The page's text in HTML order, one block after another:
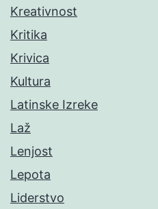
Kreativnost
Kritika
Krivica
Kultura
Latinske Izreke
Laž
Lenjost
Lepota
Liderstvo